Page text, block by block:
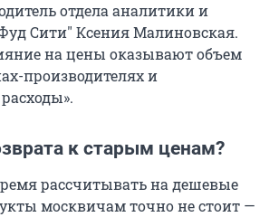
отдела аналитики и
Сити" Ксения Малиновская.
на цены оказывают объем
производителях и
к старым ценам?
рассчитывать на дешевые
москвичам точно не стоит —